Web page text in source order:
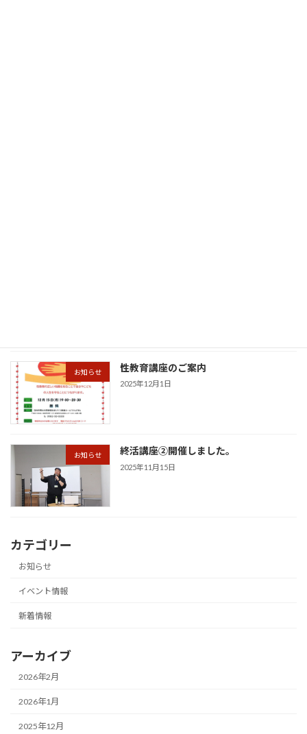
お知らせ 性教育講座のご案内
2025年12月1日
お知らせ 終活講座②開催しました。
2025年11月15日
カテゴリー
お知らせ
イベント情報
新着情報
アーカイブ
2026年2月
2026年1月
2025年12月